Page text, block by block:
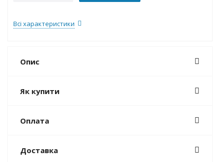
Всі характеристики
Опис
Як купити
Оплата
Доставка